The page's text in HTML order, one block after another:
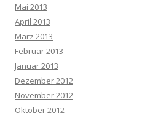
Mai 2013
April 2013
März 2013
Februar 2013
Januar 2013
Dezember 2012
November 2012
Oktober 2012